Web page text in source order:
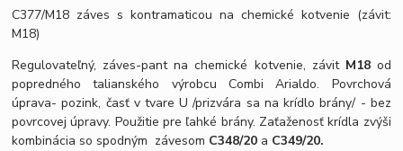
C377/M18 záves s kontramaticou na chemické kotvenie (závit:
M18)
Regulovateľný, záves-pant na chemické kotvenie, závitM18od
popredného talianského výrobcu Combi Arialdo. Povrchová
úprava- pozink, časť v tvare U /prizvára sa na krídlo brány/ - bez
povrcovej úpravy. Použitie pre ľahké brány. Zaťaženosť krídla zvýši
kombinácia so spodným závesom C348/20 a C349/20.